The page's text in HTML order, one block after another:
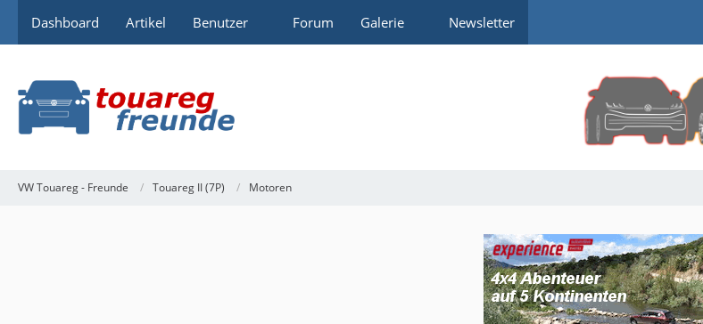
Dashboard Artikel Benutzer Forum Galerie Newsletter
VW Touareg - Freunde Touareg II (7P) Motoren